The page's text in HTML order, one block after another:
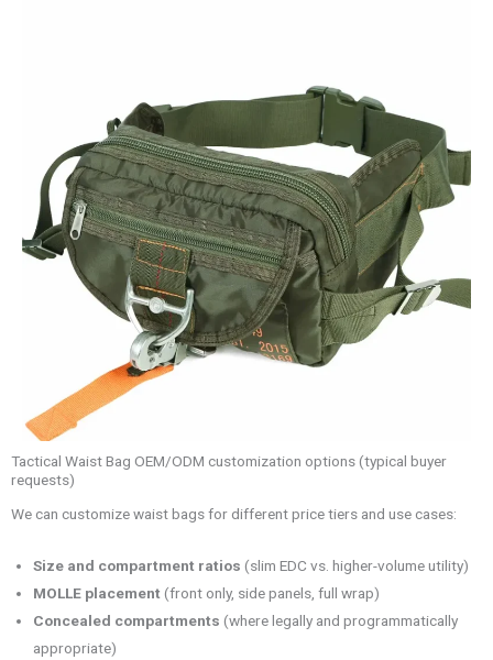
Tactical Waist Bag OEM/ODM customization options (typical buyer
requests)
We can customize waist bags for different price tiers and use cases:
Size and compartment ratios (slim EDC vs. higher-volume utility)
MOLLE placement (front only, side panels, full wrap)
Concealed compartments (where legally and programmatically
appropriate)